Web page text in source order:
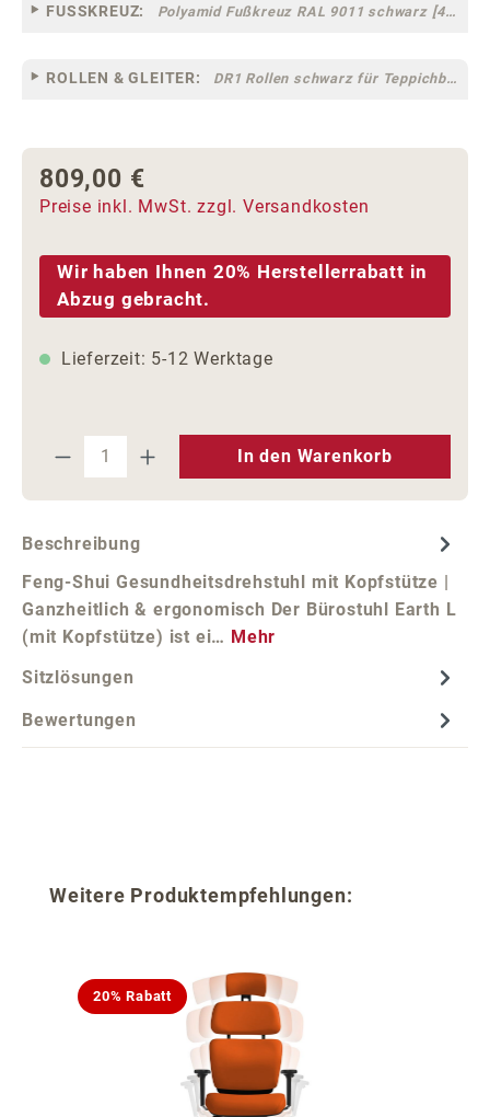
FUSSKREUZ: Polyamid Fußkreuz RAL 9011 schwarz [44]
ROLLEN & GLEITER: DR1 Rollen schwarz für Teppichböden [10]
Regulärer Preis:
809,00 €
Preise inkl. MwSt. zzgl. Versandkosten
Wir haben Ihnen 20% Herstellerrabatt in
Abzug gebracht.
Lieferzeit: 5-12 Werktage
Produkt Anzahl: Gib den
In den Warenkorb
Beschreibung
Feng-Shui Gesundheitsdrehstuhl mit Kopfstütze |
Ganzheitlich & ergonomisch Der Bürostuhl Earth L
(mit Kopfstütze) ist ei… Mehr
Sitzlösungen
Bewertungen
Produktgalerie überspringen
Weitere Produktempfehlungen:
20% Rabatt